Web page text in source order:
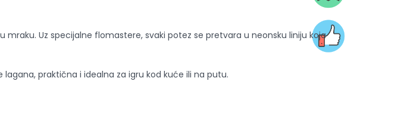
Uz specijalne flomastere, svaki potez se pretvara u neonsku liniju koja
praktična i idealna za igru kod kuće ili na putu.